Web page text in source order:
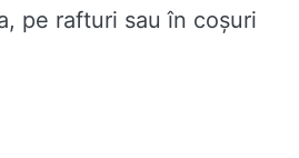
pe rafturi sau în coșuri